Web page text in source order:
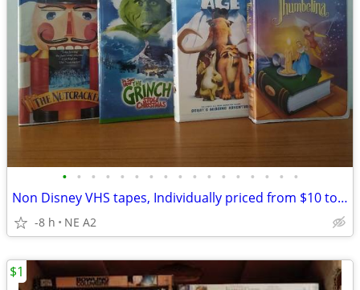
• • • • • • • • • • • • • • • • •
Non Disney VHS tapes, Individually priced from $10 to $40
-8 h NE A2
$1